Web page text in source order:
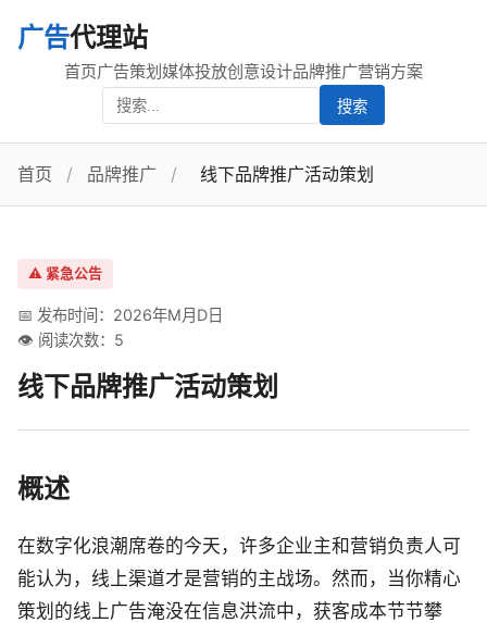
广告代理站
首页广告策划媒体投放创意设计品牌推广营销方案
搜索
首页 / 品牌推广 / 线下品牌推广活动策划
⚠️ 紧急公告
📅 发布时间：2026年M月D日
👁️ 阅读次数：5
线下品牌推广活动策划
概述
在数字化浪潮席卷的今天，许多企业主和营销负责人可
能认为，线上渠道才是营销的主战场。然而，当你精心
策划的线上广告淹没在信息洪流中，获客成本节节攀